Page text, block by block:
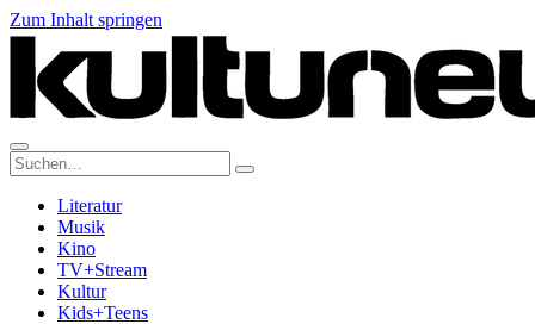
Zum Inhalt springen
Suche:
Literatur
Musik
Kino
TV+Stream
Kultur
Kids+Teens